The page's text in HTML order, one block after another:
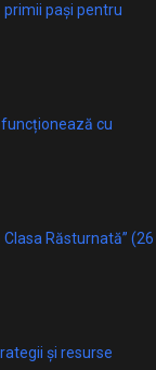
primii pași pentru
cu
Răsturnată” (26
și resurse